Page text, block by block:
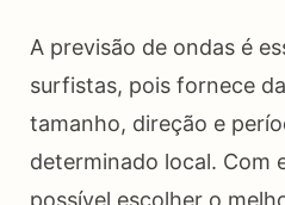
A previsão de ondas é
surfistas, pois fornece
tamanho, direção e
determinado local. Com
possível escolher o